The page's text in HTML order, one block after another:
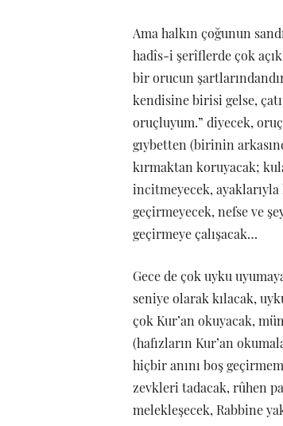
Ama halkın çoğunun
hadîs-i şerîflerde çok
bir orucun
kendisine birisi gelse,
oruçluyum.” diyecek,
gıybetten (birinin
kırmaktan koruyacak;
incitmeyecek,
geçirmeyecek, nefse ve
geçirmeye çalışacak…
Gece de çok uyku
seniye olarak kılacak,
çok Kur’an okuyacak,
(hafızların Kur’an
hiçbir anını boş
zevkleri tadacak, rûhen
melekleşecek, Rabbine